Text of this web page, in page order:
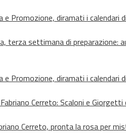
e Promozione, diramati i calendari
terza settimana di preparazione:
e Promozione, diramati i calendari
Cerreto: Scaloni e
Cerreto, pronta la rosa per